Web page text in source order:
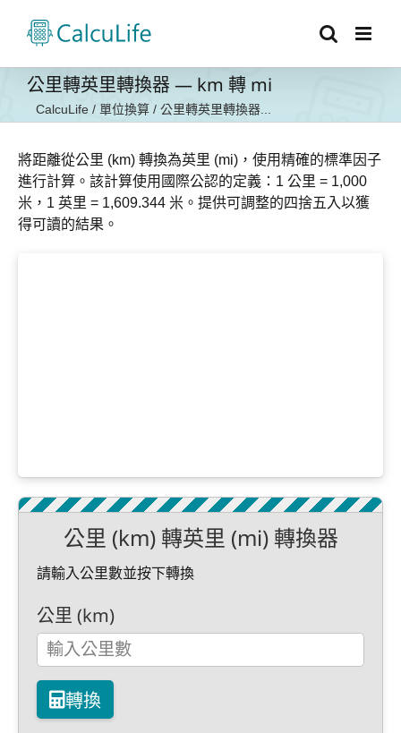
公里轉英里轉換器 — km 轉 mi
CalcuLife / 單位換算 / 公里轉英里轉換器...
將距離從公里 (km) 轉換為英里 (mi)，使用精確的標準因子
進行計算。該計算使用國際公認的定義：1 公里 = 1,000
米，1 英里 = 1,609.344 米。提供可調整的四捨五入以獲
得可讀的結果。
公里 (km) 轉英里 (mi) 轉換器
請輸入公里數並按下轉換
公里 (km)
轉換